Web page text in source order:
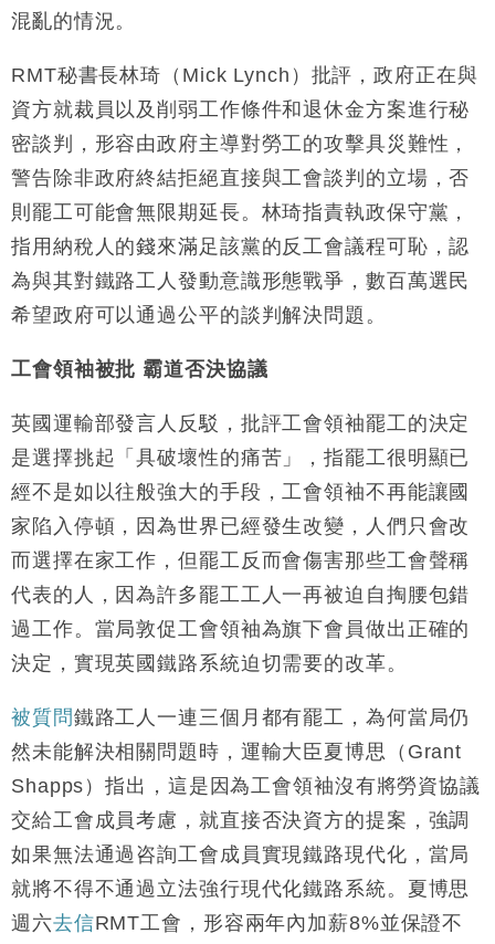
混亂的情況。
RMT秘書長林琦（Mick Lynch）批評，政府正在與
資方就裁員以及削弱工作條件和退休金方案進行秘
密談判，形容由政府主導對勞工的攻擊具災難性，
警告除非政府終結拒絕直接與工會談判的立場，否
則罷工可能會無限期延長。林琦指責執政保守黨，
指用納稅人的錢來滿足該黨的反工會議程可恥，認
為與其對鐵路工人發動意識形態戰爭，數百萬選民
希望政府可以通過公平的談判解決問題。
工會領袖被批 霸道否決協議
英國運輸部發言人反駁，批評工會領袖罷工的決定
是選擇挑起「具破壞性的痛苦」，指罷工很明顯已
經不是如以往般強大的手段，工會領袖不再能讓國
家陷入停頓，因為世界已經發生改變，人們只會改
而選擇在家工作，但罷工反而會傷害那些工會聲稱
代表的人，因為許多罷工工人一再被迫自掏腰包錯
過工作。當局敦促工會領袖為旗下會員做出正確的
決定，實現英國鐵路系統迫切需要的改革。
被質問鐵路工人一連三個月都有罷工，為何當局仍
然未能解決相關問題時，運輸大臣夏博思（Grant
Shapps）指出，這是因為工會領袖沒有將勞資協議
交給工會成員考慮，就直接否決資方的提案，強調
如果無法通過咨詢工會成員實現鐵路現代化，當局
就將不得不通過立法強行現代化鐵路系統。夏博思
週六去信RMT工會，形容兩年內加薪8%並保證不